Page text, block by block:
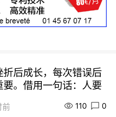
后成长，每次错误后
。借用一句话：人要
前 110 0